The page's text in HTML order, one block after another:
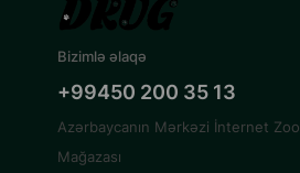
Bizimlə əlaqə
+99450 200 35 13
Azərbaycanın Mərkəzi İnternet Zoo
Mağazası